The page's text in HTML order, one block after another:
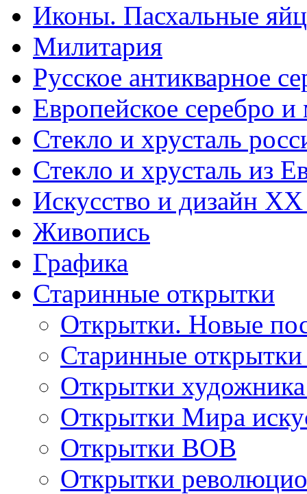
Иконы. Пасхальные
Милитария
Русское антикварное
Европейское серебро
Стекло и хрусталь
Стекло и хрусталь из
Искусство и дизайн XX
Живопись
Графика
Старинные открытки
Открытки. Новые
Старинные
Открытки
Открытки Мира
Открытки ВОВ
Открытки